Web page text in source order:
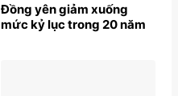
Đồng yên giảm xuống
mức kỷ lục trong 20 năm